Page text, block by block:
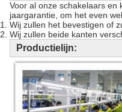
Voor al onze schakelaars en
jaargarantie, om het even
Wij zullen het bevestigen of
Wij zullen beide kanten
Productielijn: